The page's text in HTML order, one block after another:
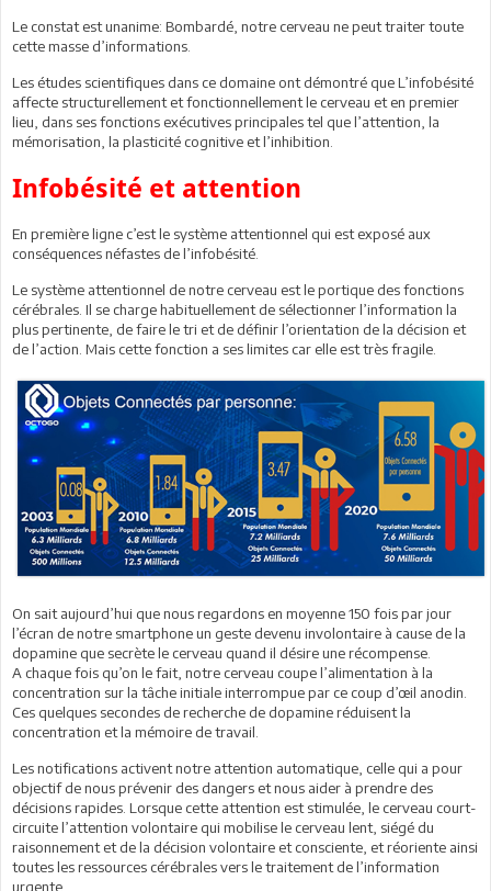
Le constat est unanime: Bombardé, notre cerveau ne peut traiter toute
cette masse d’informations.
Les études scientifiques dans ce domaine ont démontré que L’infobésité
affecte structurellement et fonctionnellement le cerveau et en premier
lieu, dans ses fonctions exécutives principales tel que l’attention, la
mémorisation, la plasticité cognitive et l’inhibition.
Infobésité et attention
En première ligne c’est le système attentionnel qui est exposé aux
conséquences néfastes de l’infobésité.
Le système attentionnel de notre cerveau est le portique des fonctions
cérébrales. Il se charge habituellement de sélectionner l’information la
plus pertinente, de faire le tri et de définir l’orientation de la décision et
de l’action. Mais cette fonction a ses limites car elle est très fragile.
On sait aujourd’hui que nous regardons en moyenne 150 fois par jour
l’écran de notre smartphone un geste devenu involontaire à cause de la
dopamine que secrète le cerveau quand il désire une récompense.
A chaque fois qu’on le fait, notre cerveau coupe l’alimentation à la
concentration sur la tâche initiale interrompue par ce coup d’œil anodin.
Ces quelques secondes de recherche de dopamine réduisent la
concentration et la mémoire de travail.
Les notifications activent notre attention automatique, celle qui a pour
objectif de nous prévenir des dangers et nous aider à prendre des
décisions rapides. Lorsque cette attention est stimulée, le cerveau court-
circuite l’attention volontaire qui mobilise le cerveau lent, siégé du
raisonnement et de la décision volontaire et consciente, et réoriente ainsi
toutes les ressources cérébrales vers le traitement de l’information
urgente.